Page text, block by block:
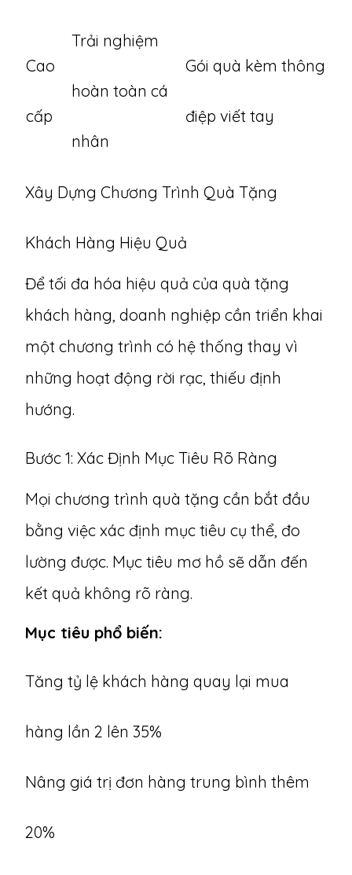
Cao
cấp
Trải nghiệm
hoàn toàn cá
nhân
Gói quà kèm thông
điệp viết tay
Xây Dựng Chương Trình Quà Tặng
Khách Hàng Hiệu Quả
Để tối đa hóa hiệu quả của quà tặng
khách hàng, doanh nghiệp cần triển khai
một chương trình có hệ thống thay vì
những hoạt động rời rạc, thiếu định
hướng.
Bước 1: Xác Định Mục Tiêu Rõ Ràng
Mọi chương trình quà tặng cần bắt đầu
bằng việc xác định mục tiêu cụ thể, đo
lường được. Mục tiêu mơ hồ sẽ dẫn đến
kết quả không rõ ràng.
Mục tiêu phổ biến:
Tăng tỷ lệ khách hàng quay lại mua
hàng lần 2 lên 35%
Nâng giá trị đơn hàng trung bình thêm
20%